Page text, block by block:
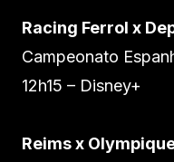
Racing Ferrol x
Campeonato
12h15 – Disney+
Reims x